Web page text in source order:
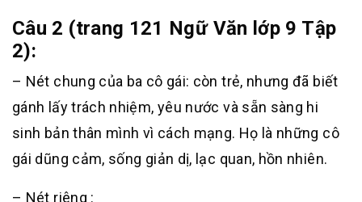
Câu 2 (trang 121 Ngữ Văn lớp 9 Tập
2):
– Nét chung của ba cô gái: còn trẻ, nhưng đã biết
gánh lấy trách nhiệm, yêu nước và sẵn sàng hi
sinh bản thân mình vì cách mạng. Họ là những cô
gái dũng cảm, sống giản dị, lạc quan, hồn nhiên.
– Nét riêng :